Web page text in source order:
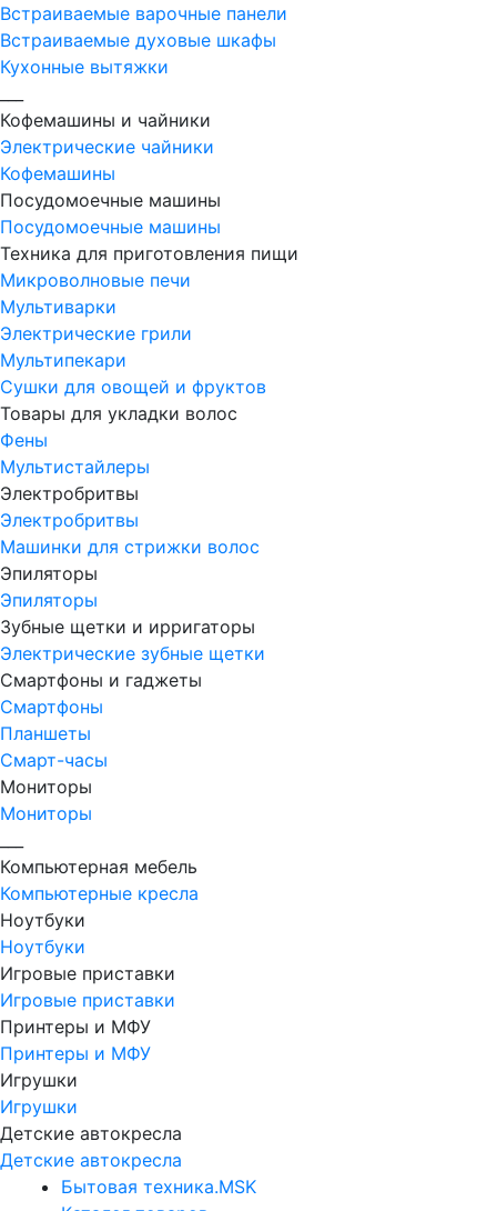
Встраиваемые варочные панели
Встраиваемые духовые шкафы
Кухонные вытяжки
Кофемашины и чайники
Электрические чайники
Кофемашины
Посудомоечные машины
Посудомоечные машины
Техника для приготовления пищи
Микроволновые печи
Мультиварки
Электрические грили
Мультипекари
Сушки для овощей и фруктов
Товары для укладки волос
Фены
Мультистайлеры
Электробритвы
Электробритвы
Машинки для стрижки волос
Эпиляторы
Эпиляторы
Зубные щетки и ирригаторы
Электрические зубные щетки
Смартфоны и гаджеты
Смартфоны
Планшеты
Смарт-часы
Мониторы
Мониторы
Компьютерная мебель
Компьютерные кресла
Ноутбуки
Ноутбуки
Игровые приставки
Игровые приставки
Принтеры и МФУ
Принтеры и МФУ
Игрушки
Игрушки
Детские автокресла
Детские автокресла
Бытовая техника.MSK